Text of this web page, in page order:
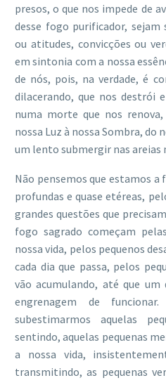
presos, o que nos impede de
desse fogo purificador,
ou atitudes, convicções ou
em sintonia com a nossa
de nós, pois, na verdade, é
dilacerando, que nos destrói
numa morte que nos
nossa Luz à nossa Sombra, do
um lento submergir nas areias
Não pensemos que estamos
profundas e quase etéreas,
grandes questões que
fogo sagrado começam
nossa vida, pelos pequenos
cada dia que passa, pelos
vão acumulando, até que
engrenagem de
subestimarmos aquelas
sentindo, aquelas pequenas
a nossa vida,
transmitindo, as pequenas